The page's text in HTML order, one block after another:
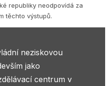
republiky neodpovídá za
těchto výstupů.
neziskovou
jako
centrum v